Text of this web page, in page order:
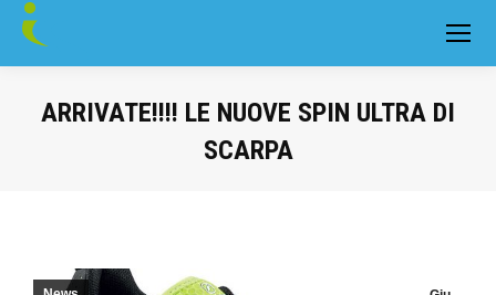
ARRIVATE!!!! LE NUOVE SPIN ULTRA DI
SCARPA